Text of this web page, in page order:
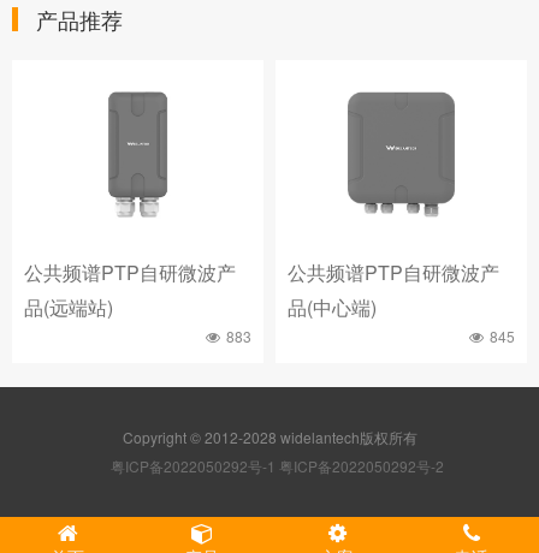
产品推荐
公共频谱PTP自研微波产
品(远端站)
883
公共频谱PTP自研微波产
品(中心端)
845
Copyright © 2012-2028 widelantech版权所有
粤ICP备2022050292号-1 粤ICP备2022050292号-2